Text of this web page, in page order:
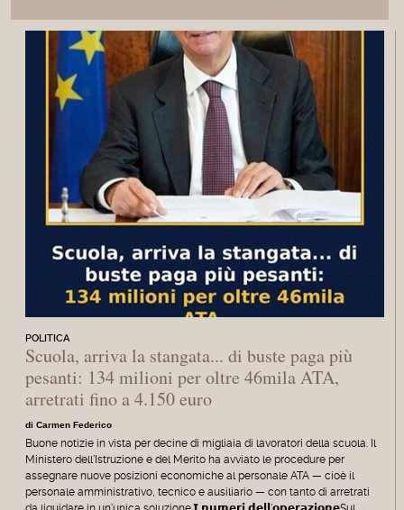
POLITICA
Scuola, arriva la stangata... di buste paga più
pesanti: 134 milioni per oltre 46mila ATA,
arretrati fino a 4.150 euro
di Carmen Federico
Buone notizie in vista per decine di migliaia di lavoratori della scuola. Il
Ministero dell'Istruzione e del Merito ha avviato le procedure per
assegnare nuove posizioni economiche al personale ATA — cioè il
personale amministrativo, tecnico e ausiliario — con tanto di arretrati